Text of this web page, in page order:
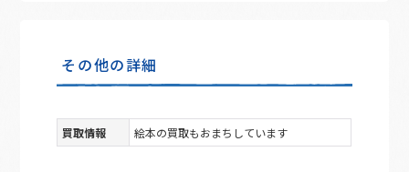
その他の詳細
買取情報 絵本の買取もおまちしています